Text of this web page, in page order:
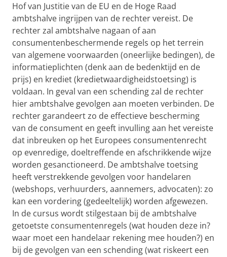
Hof van Justitie van de EU en de Hoge Raad
ambtshalve ingrijpen van de rechter vereist. De
rechter zal ambtshalve nagaan of aan
consumentenbeschermende regels op het terrein
van algemene voorwaarden (oneerlijke bedingen), de
informatieplichten (denk aan de bedenktijd en de
prijs) en krediet (kredietwaardigheidstoetsing) is
voldaan. In geval van een schending zal de rechter
hier ambtshalve gevolgen aan moeten verbinden. De
rechter garandeert zo de effectieve bescherming
van de consument en geeft invulling aan het vereiste
dat inbreuken op het Europees consumentenrecht
op evenredige, doeltreffende en afschrikkende wijze
worden gesanctioneerd. De ambtshalve toetsing
heeft verstrekkende gevolgen voor handelaren
(webshops, verhuurders, aannemers, advocaten): zo
kan een vordering (gedeeltelijk) worden afgewezen.
In de cursus wordt stilgestaan bij de ambtshalve
getoetste consumentenregels (wat houden deze in?
waar moet een handelaar rekening mee houden?) en
bij de gevolgen van een schending (wat riskeert een